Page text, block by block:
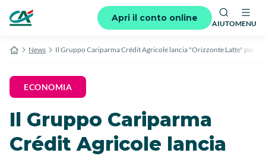
Apri il conto online
AIUTOMENU
News Il Gruppo Cariparma Crédit Agricole lancia "Orizzonte Latte" per il
ECONOMIA
Il Gruppo Cariparma
Crédit Agricole lancia